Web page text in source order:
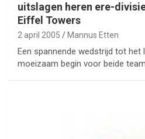
uitslagen heren ere-
Eiffel Towers
2 april 2005 Mannus Etten
Een spannende wedstrijd tot het
moeizaam begin voor beide